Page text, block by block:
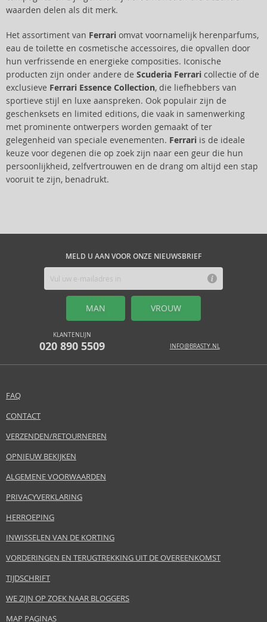
waarden delen als dit merk.
Het assortiment van Ferrari omvat voornamelijk herenparfums,
eau de toilette en cosmetische accessoires, die opvallen door
hun verfrissende en energieke composities. Iconische
producten zijn onder andere de Scuderia Ferrari collectie of de
exclusieve Ferrari Essence Collection, die liefhebbers van
sportieve stijl en luxe aanspreken. Ook populair zijn de
geschenksets en limited editions, die vaak in samenwerking
met prominente ontwerpers worden gemaakt of ter
gelegenheid van speciale evenementen. Ferrari is de ideale
keuze voor degenen die op zoek zijn naar een geur die hun
persoonlijkheid, zelfvertrouwen en de drang om altijd een stap
vooruit te zijn, benadrukt.
MELD U AAN VOOR ONZE NIEUWSBRIEF
MAN VROUW
KLANTENLIJN
020 890 5509 INFO@BRASTY.NL
FAQ
CONTACT
VERZENDEN/RETOURNEREN
OPNIEUW BEKIJKEN
ALGEMENE VOORWAARDEN
PRIVACYVERKLARING
HERROEPING
INWISSELEN VAN DE KORTING
VORDERINGEN EN TERUGTREKKING UIT DE OVEREENKOMST
TIJDSCHRIFT
WE ZIJN OP ZOEK NAAR BLOGGERS
MAP PAGINAS